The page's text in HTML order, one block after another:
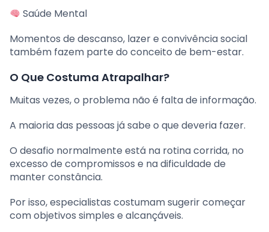
Saúde Mental
Momentos de descanso, lazer e convivência social
também fazem parte do conceito de bem-estar.
O Que Costuma Atrapalhar?
Muitas vezes, o problema não é falta de informação.
A maioria das pessoas já sabe o que deveria fazer.
O desafio normalmente está na rotina corrida, no
excesso de compromissos e na dificuldade de
manter constância.
Por isso, especialistas costumam sugerir começar
com objetivos simples e alcançáveis.